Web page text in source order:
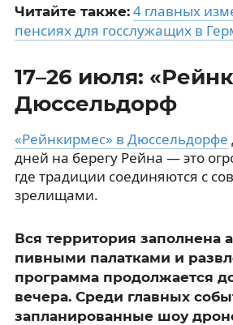
Читайте также: 4 главных
пенсиях для госслужащих в
17–26 июля:
Дюссельдорф
«Рейнкирмес» в Дюссельдорфе
дней на берегу Рейна — это
где традиции соединяются с
зрелищами.
Вся территория заполнена
пивными палатками и
программа продолжается
вечера. Среди главных
запланированные шоу